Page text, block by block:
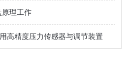
原理工作
高精度压力传感器与调节装置